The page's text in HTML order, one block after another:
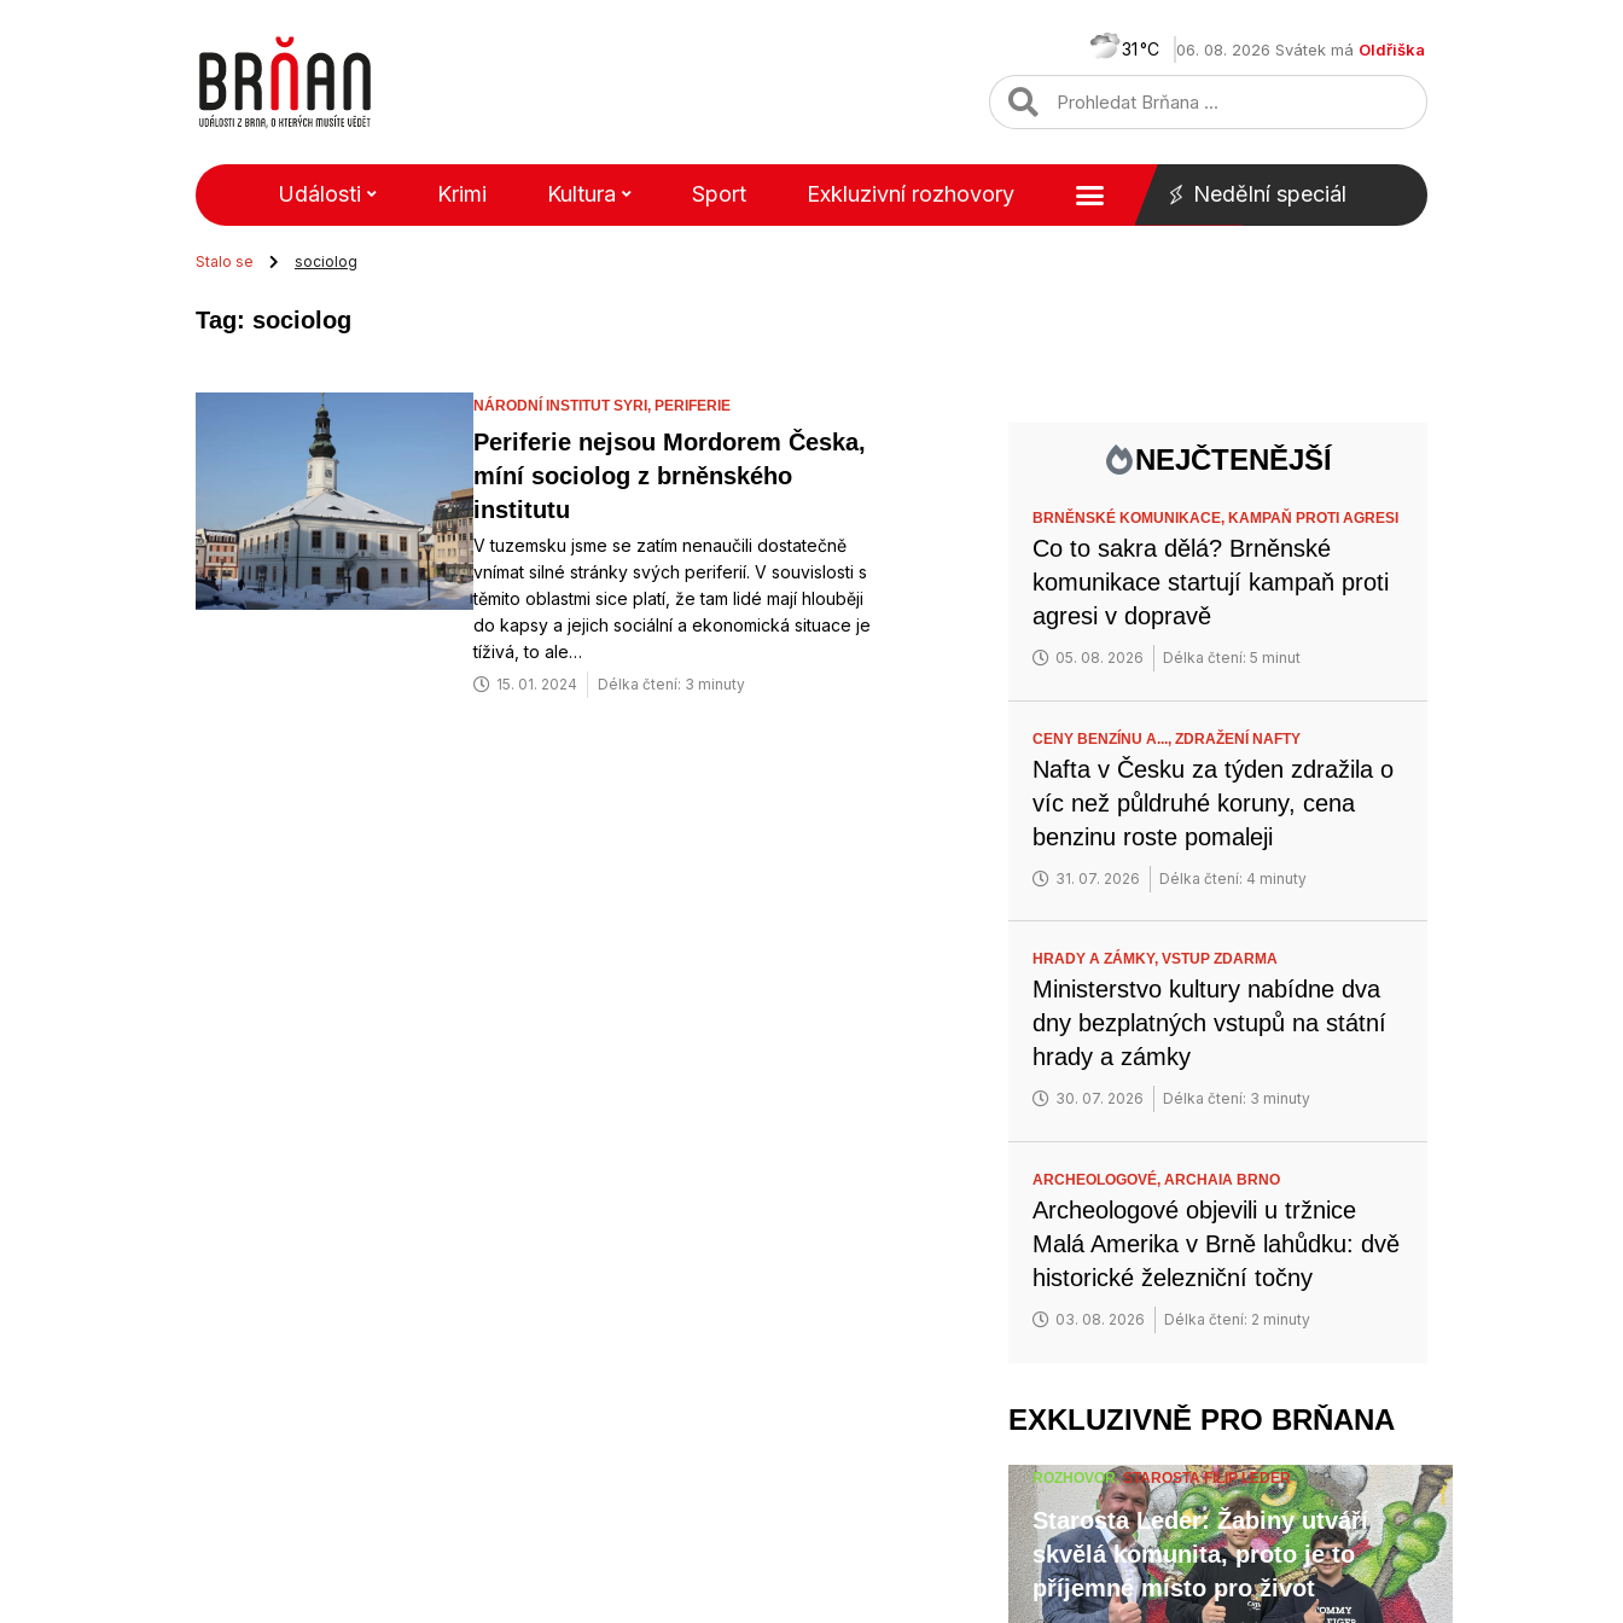
31 06. 08. 2026 Svátek má Oldřiška
Události Krimi Kultura Sport Exkluzivní rozhovory Nedělní speciál
Stalo se sociolog
Tag: sociolog
NÁRODNÍ INSTITUT SYRI, PERIFERIE
Periferie nejsou Mordorem Česka,
míní sociolog z brněnského
institutu
V tuzemsku jsme se zatím nenaučili dostatečně
vnímat silné stránky svých periferií. V souvislosti s
těmito oblastmi sice platí, že tam lidé mají hlouběji
do kapsy a jejich sociální a ekonomická situace je
tíživá, to ale…
15. 01. 2024 Délka čtení: 3 minuty
NEJČTENĚJŠÍ
BRNĚNSKÉ KOMUNIKACE, KAMPAŇ PROTI AGRESI
Co to sakra dělá? Brněnské
komunikace startují kampaň proti
agresi v dopravě
05. 08. 2026 Délka čtení: 5 minut
CENY BENZÍNU A...,ZDRAŽENÍ NAFTY
Nafta v Česku za týden zdražila o
víc než půldruhé koruny, cena
benzinu roste pomaleji
31. 07. 2026 Délka čtení: 4 minuty
HRADY A ZÁMKY,VSTUP ZDARMA
Ministerstvo kultury nabídne dva
dny bezplatných vstupů na státní
hrady a zámky
30. 07. 2026 Délka čtení: 3 minuty
ARCHEOLOGOVÉ,ARCHAIA BRNO
Archeologové objevili u tržnice
Malá Amerika v Brně lahůdku: dvě
historické železniční točny
03. 08. 2026 Délka čtení: 2 minuty
EXKLUZIVNĚ PRO BRŇANA
ROZHOVOR,STAROSTA FILIP LEDER
Starosta Leder: Žabiny utváří
skvělá komunita, proto je to
příjemné místo pro život